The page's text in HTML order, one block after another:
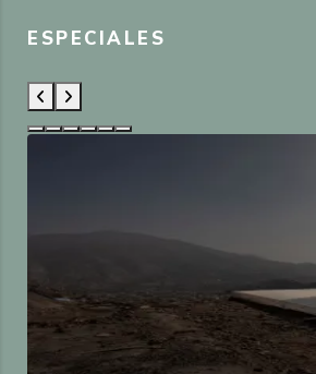
ESPECIALES